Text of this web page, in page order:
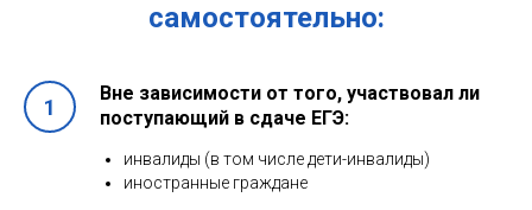
самостоятельно:
Вне зависимости от того, участвовал ли
поступающий в сдаче ЕГЭ:
инвалиды (в том числе дети-инвалиды)
иностранные граждане